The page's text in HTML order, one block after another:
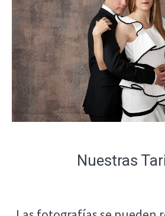
Nuestras